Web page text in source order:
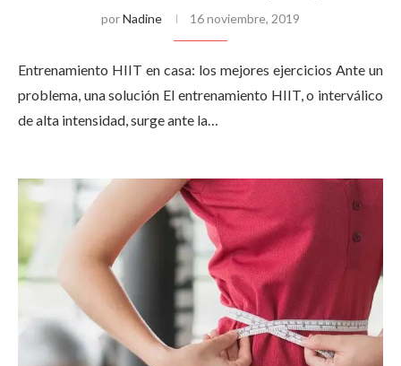
porNadine 16 noviembre, 2019
Entrenamiento HIIT en casa: los mejores ejercicios Ante un
problema, una solución El entrenamiento HIIT, o interválico
de alta intensidad, surge ante la…